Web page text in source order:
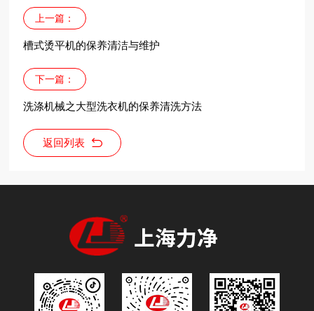
上一篇：
槽式烫平机的保养清洁与维护
下一篇：
洗涤机械之大型洗衣机的保养清洗方法
返回列表